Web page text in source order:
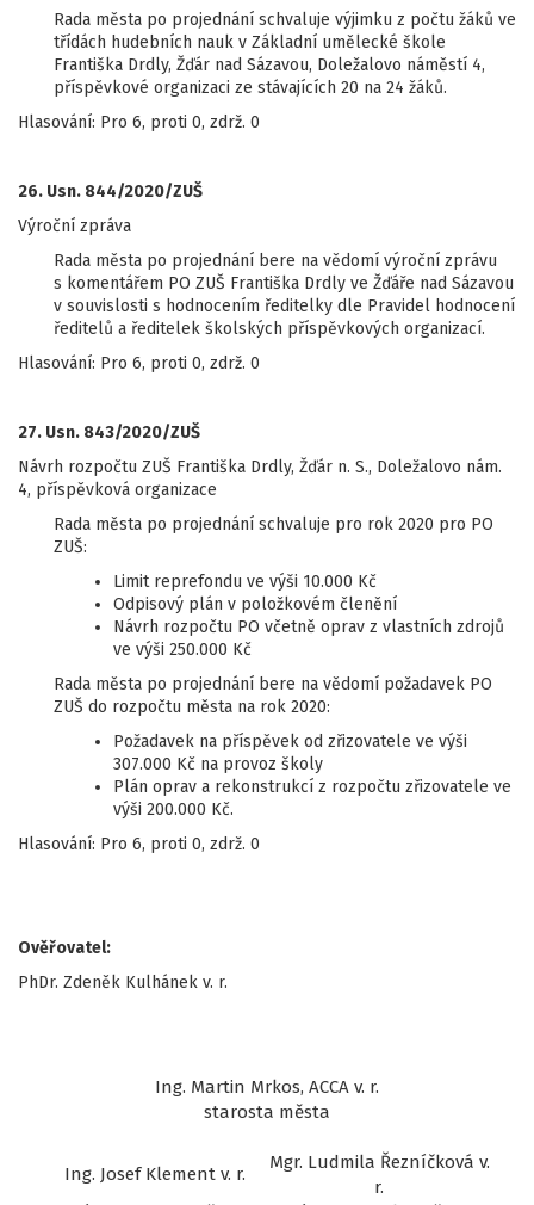
Rada města po projednání schvaluje výjimku z počtu žáků ve
třídách hudebních nauk v Základní umělecké škole
Františka Drdly, Žďár nad Sázavou, Doležalovo náměstí 4,
příspěvkové organizaci ze stávajících 20 na 24 žáků.
Hlasování: Pro 6, proti 0, zdrž. 0
26. Usn. 844/2020/ZUŠ
Výroční zpráva
Rada města po projednání bere na vědomí výroční zprávu
s komentářem PO ZUŠ Františka Drdly ve Žďáře nad Sázavou
v souvislosti s hodnocením ředitelky dle Pravidel hodnocení
ředitelů a ředitelek školských příspěvkových organizací.
Hlasování: Pro 6, proti 0, zdrž. 0
27. Usn. 843/2020/ZUŠ
Návrh rozpočtu ZUŠ Františka Drdly, Žďár n. S., Doležalovo nám.
4, příspěvková organizace
Rada města po projednání schvaluje pro rok 2020 pro PO
ZUŠ:
Limit reprefondu ve výši 10.000 Kč
Odpisový plán v položkovém členění
Návrh rozpočtu PO včetně oprav z vlastních zdrojů
ve výši 250.000 Kč
Rada města po projednání bere na vědomí požadavek PO
ZUŠ do rozpočtu města na rok 2020:
Požadavek na příspěvek od zřizovatele ve výši
307.000 Kč na provoz školy
Plán oprav a rekonstrukcí z rozpočtu zřizovatele ve
výši 200.000 Kč.
Hlasování: Pro 6, proti 0, zdrž. 0
Ověřovatel:
PhDr. Zdeněk Kulhánek v. r.
Ing. Martin Mrkos, ACCA v. r.
starosta města
Ing. Josef Klement v. r.
Mgr. Ludmila Řezníčková v.
r.